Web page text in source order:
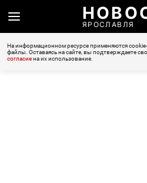
ЯРОСЛАВЛЯ
На информационном ресурсе применяются cookie-
файлы. Оставаясь на сайте, вы подтверждаете
согласиена их использование.